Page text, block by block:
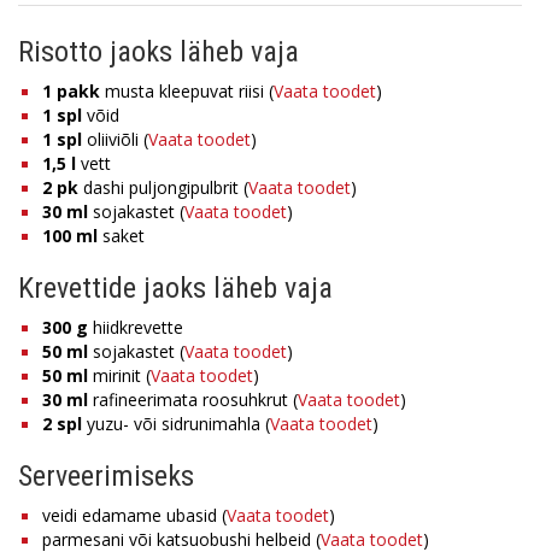
Risotto jaoks läheb vaja
1 pakk musta kleepuvat riisi (Vaata toodet)
1 spl võid
1 spl oliiviõli (Vaata toodet)
1,5 l vett
2 pk dashi puljongipulbrit (Vaata toodet)
30 ml sojakastet (Vaata toodet)
100 ml saket
Krevettide jaoks läheb vaja
300 g hiidkrevette
50 ml sojakastet (Vaata toodet)
50 ml mirinit (Vaata toodet)
30 ml rafineerimata roosuhkrut (Vaata toodet)
2 spl yuzu- või sidrunimahla (Vaata toodet)
Serveerimiseks
veidi edamame ubasid (Vaata toodet)
parmesani või katsuobushi helbeid (Vaata toodet)